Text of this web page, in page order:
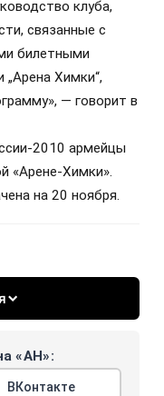
клуба,
связанные с
билетными
„Арена Химки“,
— говорит в
2010 армейцы
«Арене-Химки».
на 20 ноября.
«АН»:
ВКонтакте